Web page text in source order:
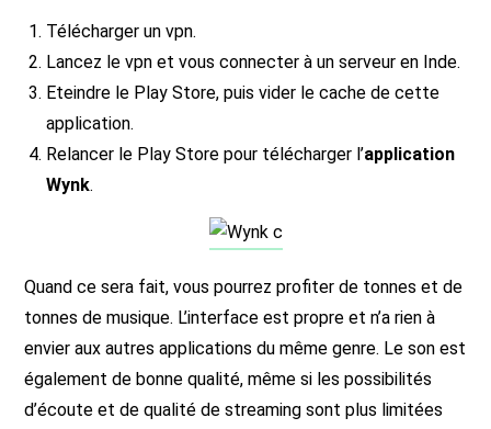
Télécharger un vpn.
Lancez le vpn et vous connecter à un serveur en Inde.
Eteindre le Play Store, puis vider le cache de cette
application.
Relancer le Play Store pour télécharger l’application
Wynk.
Quand ce sera fait, vous pourrez profiter de tonnes et de
tonnes de musique. L’interface est propre et n’a rien à
envier aux autres applications du même genre. Le son est
également de bonne qualité, même si les possibilités
d’écoute et de qualité de streaming sont plus limitées